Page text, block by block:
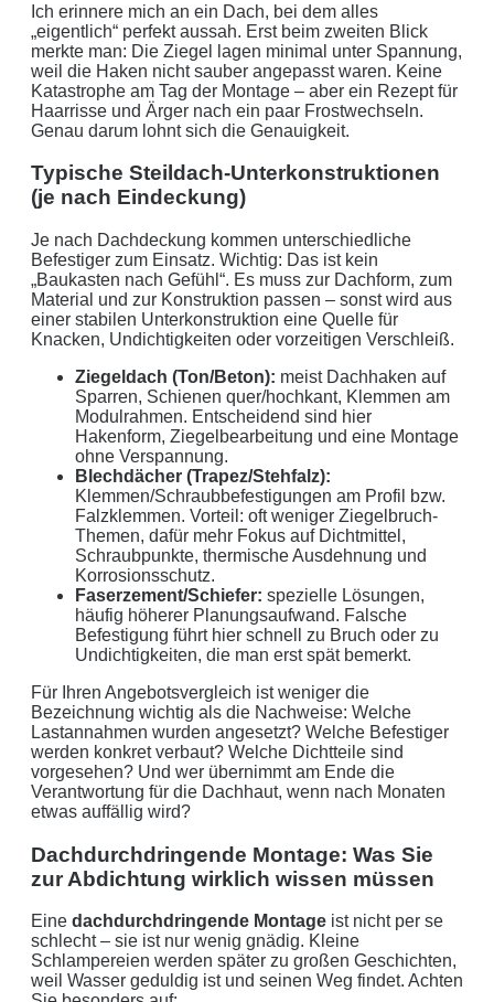
Ich erinnere mich an ein Dach, bei dem alles
„eigentlich“ perfekt aussah. Erst beim zweiten Blick
merkte man: Die Ziegel lagen minimal unter Spannung,
weil die Haken nicht sauber angepasst waren. Keine
Katastrophe am Tag der Montage – aber ein Rezept für
Haarrisse und Ärger nach ein paar Frostwechseln.
Genau darum lohnt sich die Genauigkeit.
Typische Steildach-Unterkonstruktionen
(je nach Eindeckung)
Je nach Dachdeckung kommen unterschiedliche
Befestiger zum Einsatz. Wichtig: Das ist kein
„Baukasten nach Gefühl“. Es muss zur Dachform, zum
Material und zur Konstruktion passen – sonst wird aus
einer stabilen Unterkonstruktion eine Quelle für
Knacken, Undichtigkeiten oder vorzeitigen Verschleiß.
Ziegeldach (Ton/Beton): meist Dachhaken auf
Sparren, Schienen quer/hochkant, Klemmen am
Modulrahmen. Entscheidend sind hier
Hakenform, Ziegelbearbeitung und eine Montage
ohne Verspannung.
Blechdächer (Trapez/Stehfalz):
Klemmen/Schraubbefestigungen am Profil bzw.
Falzklemmen. Vorteil: oft weniger Ziegelbruch-
Themen, dafür mehr Fokus auf Dichtmittel,
Schraubpunkte, thermische Ausdehnung und
Korrosionsschutz.
Faserzement/Schiefer: spezielle Lösungen,
häufig höherer Planungsaufwand. Falsche
Befestigung führt hier schnell zu Bruch oder zu
Undichtigkeiten, die man erst spät bemerkt.
Für Ihren Angebotsvergleich ist weniger die
Bezeichnung wichtig als die Nachweise: Welche
Lastannahmen wurden angesetzt? Welche Befestiger
werden konkret verbaut? Welche Dichtteile sind
vorgesehen? Und wer übernimmt am Ende die
Verantwortung für die Dachhaut, wenn nach Monaten
etwas auffällig wird?
Dachdurchdringende Montage: Was Sie
zur Abdichtung wirklich wissen müssen
Eine dachdurchdringende Montage ist nicht per se
schlecht – sie ist nur wenig gnädig. Kleine
Schlampereien werden später zu großen Geschichten,
weil Wasser geduldig ist und seinen Weg findet. Achten